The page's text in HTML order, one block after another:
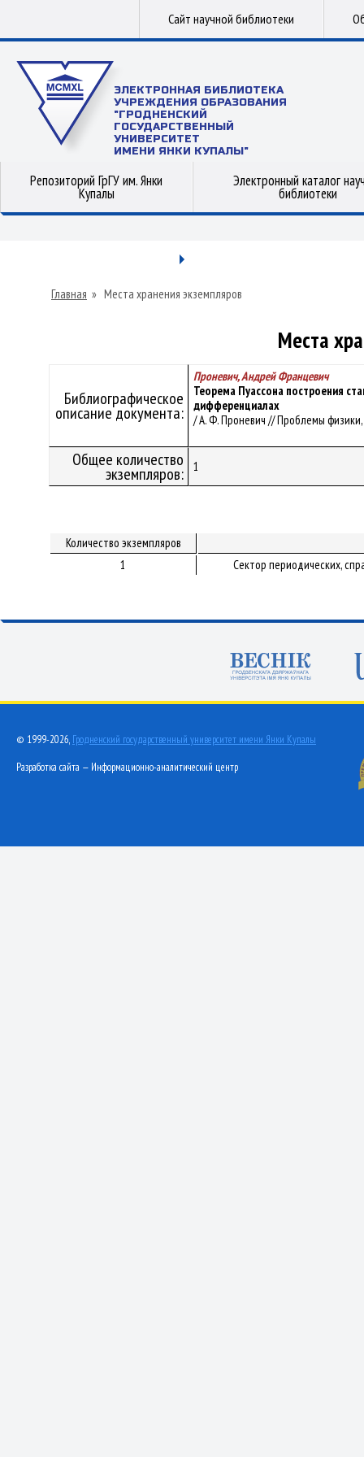
Сайт научной библиотеки
ЭЛЕКТРОННАЯ БИБЛИОТЕКА
УЧРЕЖДЕНИЯ ОБРАЗОВАНИЯ
"ГРОДНЕНСКИЙ
ГОСУДАРСТВЕННЫЙ
УНИВЕРСИТЕТ
ИМЕНИ ЯНКИ КУПАЛЫ"
Репозиторий ГрГУ им. Янки
Купалы
Электронный каталог
библиотеки
Главная » Места хранения экземпляров
Места
Библиографическое
описание документа:
Проневич, Андрей Францевич
Теорема Пуассона построения
дифференциалах
/ А. Ф. Проневич // Проблемы
Общее количество
экземпляров: 1
Количество экземпляров
1
Сектор периодических,
© 1999-2026, Гродненский государственный университет имени Янки Купалы
Разработка сайта — Информационно-аналитический центр